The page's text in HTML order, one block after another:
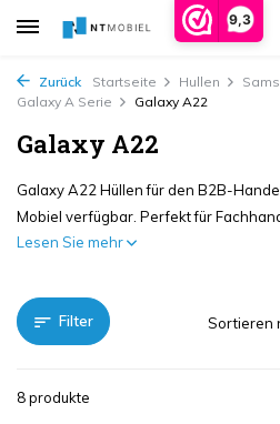
9,3
Zurück Startseite Hullen
Galaxy A Serie
Galaxy A22
Galaxy A22
Galaxy A22 Hüllen für den B2B-
Mobiel verfügbar. Perfekt für
Lesen Sie mehr
Filter
8 produkte
Sortieren